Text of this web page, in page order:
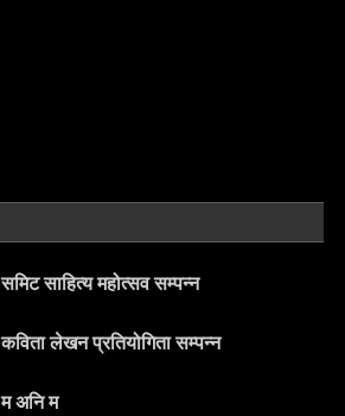
समिट साहित्य महोत्सव सम्पन्न
कविता लेखन प्रतियोगिता सम्पन्न
म अनि म